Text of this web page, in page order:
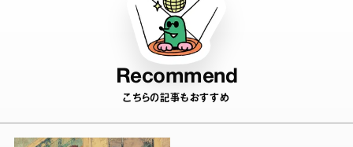
Recommend
こちらの記事もおすすめ